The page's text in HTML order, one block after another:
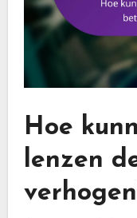
Hoe
lenzen